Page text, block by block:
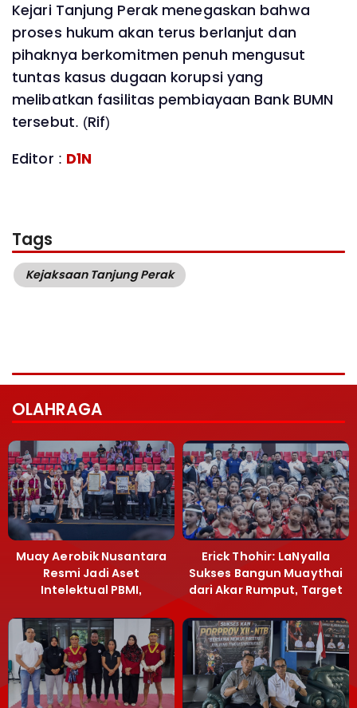
Kejari Tanjung Perak menegaskan bahwa
proses hukum akan terus berlanjut dan
pihaknya berkomitmen penuh mengusut
tuntas kasus dugaan korupsi yang
melibatkan fasilitas pembiayaan Bank BUMN
tersebut. (Rif)
Editor : D1N
Tags
Kejaksaan Tanjung Perak
OLAHRAGA
Muay Aerobik Nusantara
Resmi Jadi Aset
Intelektual PBMI,
Terobosan Bangun
Grassroots
Erick Thohir: LaNyalla
Sukses Bangun Muaythai
dari Akar Rumput, Target